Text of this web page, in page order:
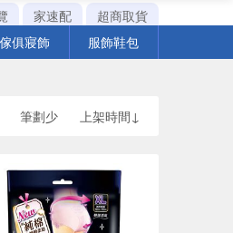
家速配
超商取貨
傢俱寢飾 服飾鞋包
筆劃少 上架時間↓